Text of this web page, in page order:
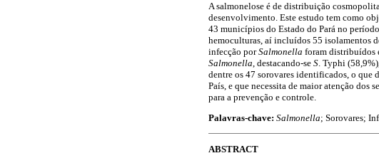
A salmonelose é de distribuição
desenvolvimento. Este estudo tem como
43 municípios do Estado do Pará no
hemoculturas, aí incluídos 55 isolamentos
infecção porSalmonella foram distribuídos
Salmonella, destacando-se S. Typhi
dentre os 47 sorovares identificados, o que
País, e que necessita de maior atenção
para a prevenção e controle.
Palavras-chave: Salmonella; Sorovares;
ABSTRACT